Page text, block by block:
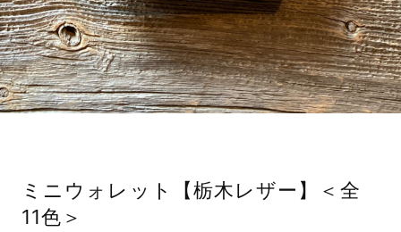
ミニウォレット【栃木レザー】＜全
11色＞